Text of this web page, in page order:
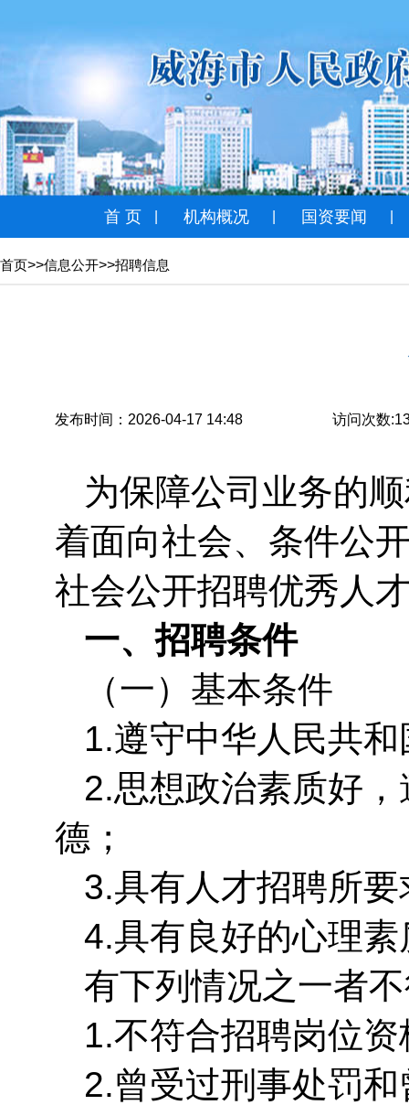
首 页 机构概况 国资要闻
首页>>信息公开>>招聘信息
发布时间：2026-04-17 14:48 访问次数:
为保障公司业务的
着面向社会、条件公
社会公开招聘优秀人
一、招聘条件
（一）基本条件
1.遵守中华人民共
2.思想政治素质好
德；
3.具有人才招聘所
4.具有良好的心理
有下列情况之一者
1.不符合招聘岗位
2.曾受过刑事处罚